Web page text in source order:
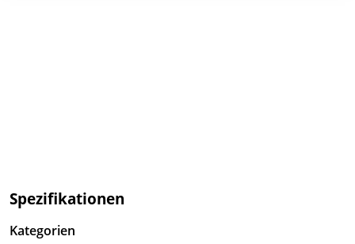
Spezifikationen
Kategorien